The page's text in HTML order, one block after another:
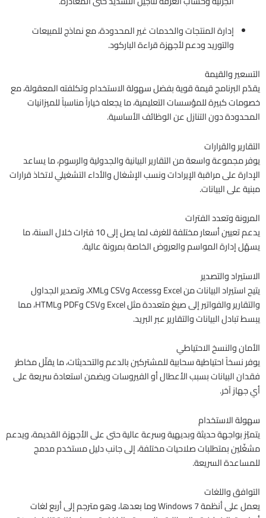
إدارة المنتجات والخدمات غير المحدودة، مع نماذج للمبيعات
والتوريد ودعم لأجهزة قراءة الباركود.
التسعير والقيمة
يقدّم البرنامج قيمة قوية بفضل سهولة الاستخدام وتكلفته المعقولة، مع
خصومات كبيرة للمؤسسات التعليمية، ما يجعله خياراً مناسباً للميزانيات
المحدودة دون التنازل عن الوظائف الأساسية.
التقارير والقرارات
يوفر مجموعة واسعة من التقارير البيانية والجدولية والرسوم، ما يساعد
الإدارة على مراقبة الإيرادات ونسب الإشغال والأداء التشغيلي لاتخاذ قرارات
مبنية على البيانات.
المرونة وتعدد الفترات
يدعم تعيين أسعار مختلفة للغرف لما يصل إلى 10 فترات خلال السنة، ما
يسهّل إدارة المواسم والعروض الخاصة بمرونة عالية.
الاستيراد والتصدير
يتيح استيراد البيانات من Excel وAccess وCSV وXML، وتصدير الجداول
والتقارير والفواتير إلى صيغ متعددة مثل Excel وCSV وPDF وHTML، مما
يبسط تبادل البيانات والتقارير عبر البريد.
الأمان والنسخ الاحتياطي
يوفر نسخاً احتياطية سحابية للمشتركين بالدعم والتحديثات، ما يقلّل مخاطر
فقدان البيانات بسبب الأعطال أو الفيروسات ويضمن استعادة سريعة على
أي جهاز آخر.
سهولة الاستخدام
يتميّز بواجهة حديثة وبديهية وسرعة عالية حتى على الأجهزة القديمة، ويدعم
مشغّلين بمتطلبات صلاحيات مختلفة، إلى جانب دليل مستخدم مدمج
للمساعدة السريعة.
التوافق واللغات
يعمل على أنظمة Windows 7 وما بعدها، وهو مترجم إلى أربع لغات